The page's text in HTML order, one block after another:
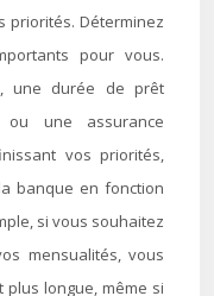
priorités. Déterminez
pour vous.
une durée de prêt
ou une assurance
vos priorités,
banque en fonction
si vous souhaitez
mensualités, vous
longue, même si